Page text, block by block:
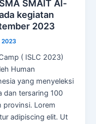
SMAIT Al-
kegiatan
2023
2023
( ISLC 2023)
Human
yang menyeleksi
dan tersaring 100
provinsi. Lorem
adipiscing elit. Ut